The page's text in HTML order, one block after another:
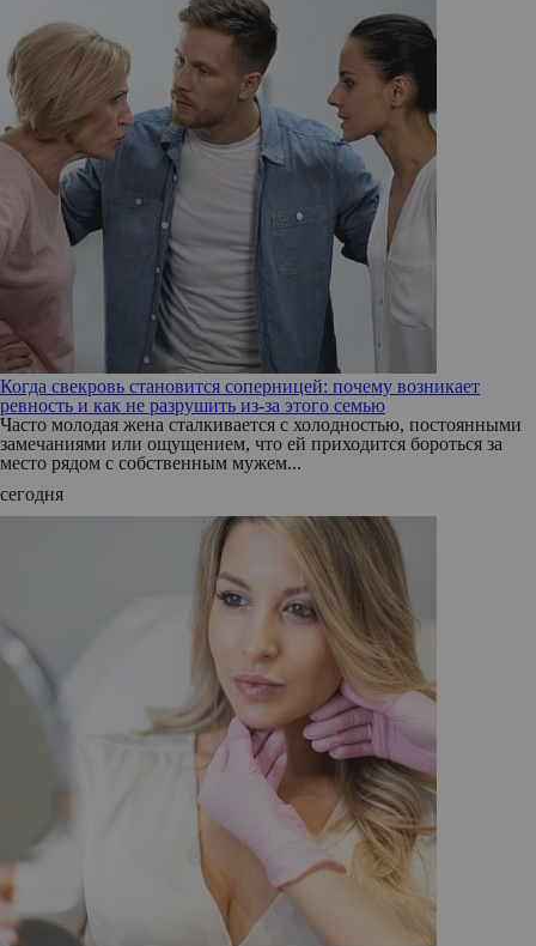
Когда свекровь становится соперницей: почему возникает
ревность и как не разрушить из-за этого семью
Часто молодая жена сталкивается с холодностью, постоянными
замечаниями или ощущением, что ей приходится бороться за
место рядом с собственным мужем...
сегодня